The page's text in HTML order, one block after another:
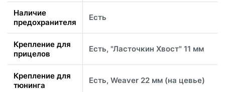
Наличие
предохранителя
Есть
Крепление для
прицелов
Есть, "Ласточкин Хвост" 11 мм
Крепление для
тюнинга
Есть, Weaver 22 мм (на цевье)